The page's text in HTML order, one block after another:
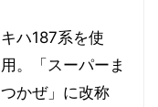
キハ187系を使
用。「スーパーま
つかぜ」に改称